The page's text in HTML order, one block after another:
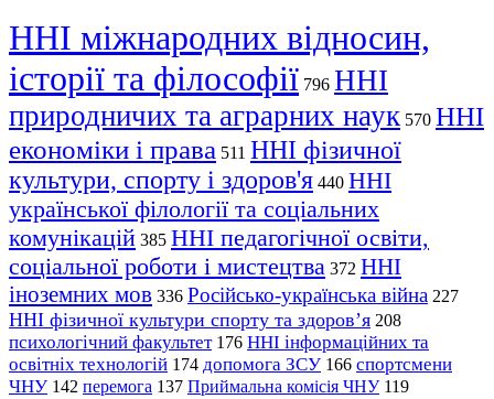
ННІ міжнародних відносин,
історії та філософії 796 ННІ
природничих та аграрних наук 570 ННІ
економіки і права 511 ННІ фізичної
культури, спорту і здоров'я 440 ННІ
української філології та соціальних
комунікацій 385 ННІ педагогічної освіти,
соціальної роботи і мистецтва 372 ННІ
іноземних мов 336 Російсько-українська війна 227
ННІ фізичної культури спорту та здоров’я 208
психологічний факультет 176 ННІ інформаційних та
освітніх технологій 174 допомога ЗСУ 166 спортсмени
ЧНУ 142 перемога 137 Приймальна комісія ЧНУ 119